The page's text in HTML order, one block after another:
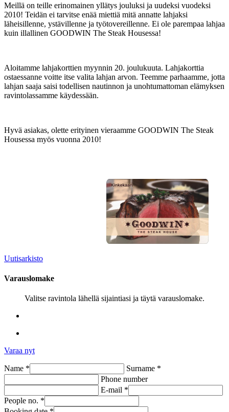
Meillä on teille erinomainen yllätys jouluksi ja uudeksi vuodeksi
2010! Teidän ei tarvitse enää miettiä mitä annatte lahjaksi
läheisillenne, ystävillenne ja työtovereillenne. Ei ole parempaa lahjaa
kuin illallinen GOODWIN The Steak Housessa!
Aloitamme lahjakorttien myynnin 20. joulukuuta. Lahjakorttia
ostaessanne voitte itse valita lahjan arvon. Teemme parhaamme, jotta
lahjan saaja saisi todellisen nautinnon ja unohtumattoman elämyksen
ravintolassamme käydessään.
Hyvä asiakas, olette erityinen vieraamme GOODWIN The Steak
Housessa myös vuonna 2010!
Uutisarkisto
Varauslomake
Valitse ravintola lähellä sijaintiasi ja täytä varauslomake.
Varaa nyt
Name *
Surname *
Phone number
E-mail *
People no. *